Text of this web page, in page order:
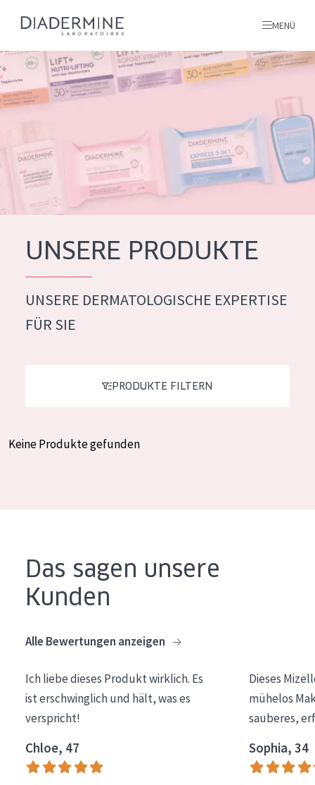
PRODUKTTYP
Feuchtigkeit und Ausstrahlung
Hautregeneration
PRODUKTTYP
Reinigung
Essentials
Lift+
Expert
Empfindliche Haut
ALLE PRODUKTE
Alle produkte
MENÜ
inhaltsstoffe
Über uns
Inspiration
Kontakt
French
UNSERE PRODUKTE
UNSERE DERMATOLOGISCHE EXPERTISE
FÜR SIE
PRODUKTE FILTERN
Keine Produkte gefunden
Das sagen unsere
Kunden
Alle Bewertungen anzeigen
Ich liebe dieses Produkt wirklich. Es
ist erschwinglich und hält, was es
verspricht!
Chloe, 47
Dieses
mühelos
sauberes,
Sophia, 34